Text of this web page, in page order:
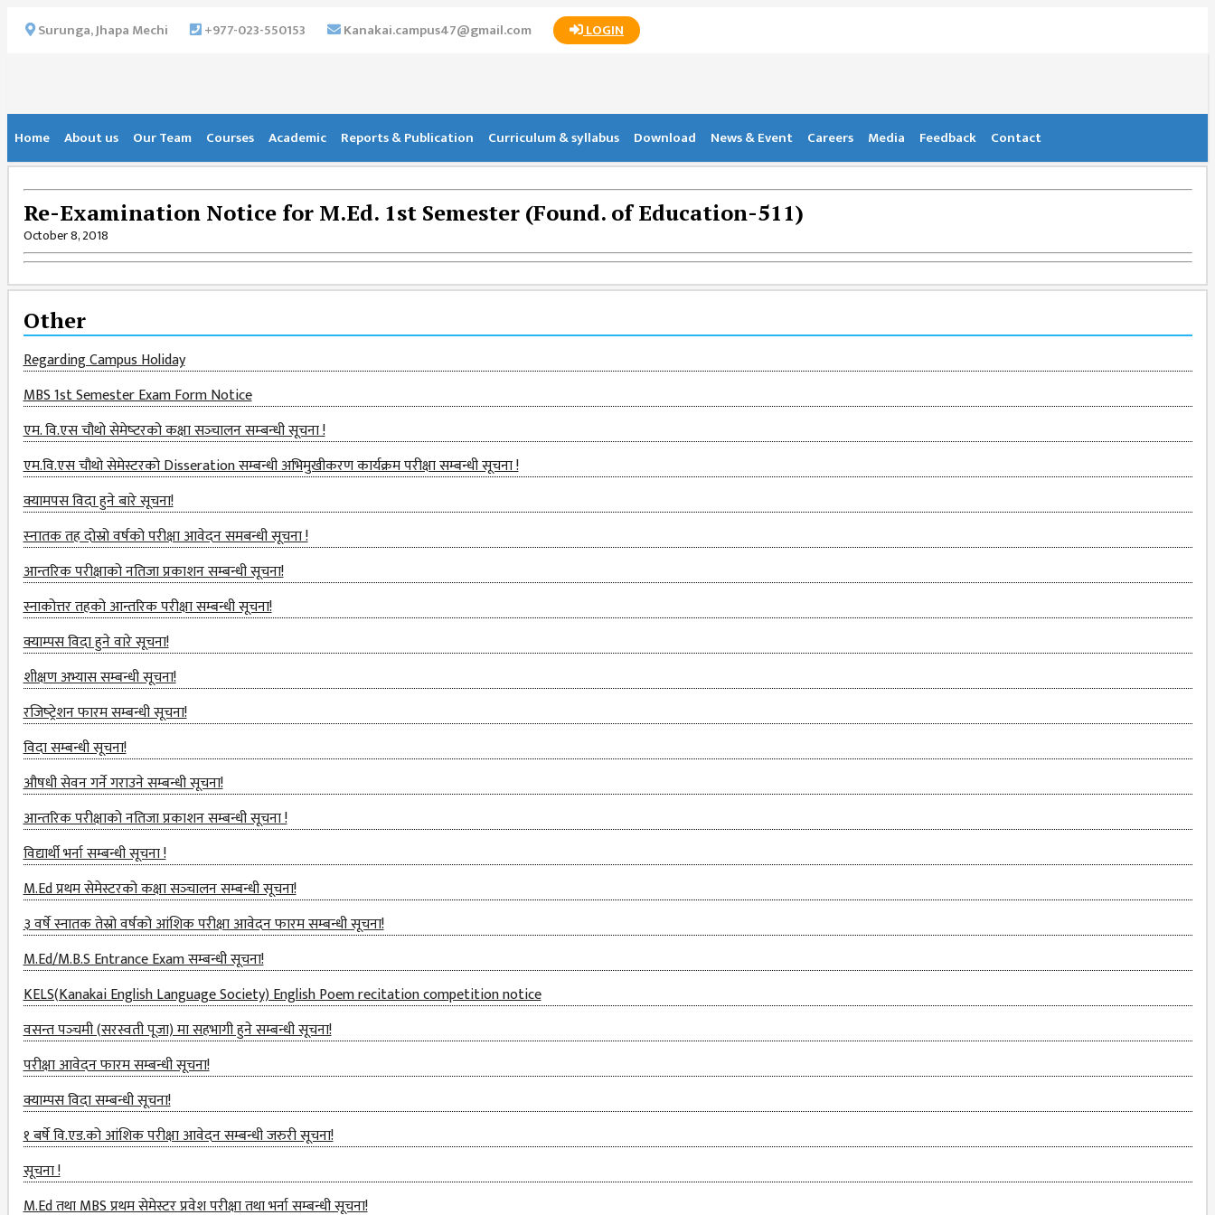
×
ABOUT US
INSTITUTIONAL
VISION MISSION
OBJECTIVES
MAJOR
STRATEGIES
ORGANIZATIONAL
STRUCTURE
ACTIVITIES &
ACHIEVEMENTS
ISSUES &
CHALLENGES
KMC SOCIAL
PROGRESS
STRATEGIC PLAN
STATUTE
VALUABLE
SUPPORTER
INSTITUTIONAL
INDIVIDUAL
OUR TEAM
CAMPUS
WINGS
CAMPUS
GENERAL
ASSEMBLY
CAMPUS
MANAGEMENT
COMMITTEE
ACCOUNT
COMMITTEE
ADVISORY
COMMITTEE
Surunga, Jhapa Mechi +977-023-550153 Kanakai.campus47@gmail.com LOGIN
Home About us Our Team Courses Academic Reports & Publication Curriculum & syllabus Download News & Event Careers Media Feedback Contact
Re-Examination Notice for M.Ed. 1st Semester (Found. of Education-511)
October 8, 2018
Other
Regarding Campus Holiday
MBS 1st Semester Exam Form Notice
एम. वि.एस चौथो सेमेष्‍टरको कक्षा सञ्‍चालन सम्‍बन्‍धी सूचना !
एम.वि.एस चौथो सेमेस्टरको Disseration सम्बन्धी अभिमुखीकरण कार्यक्रम परीक्षा सम्बन्धी सूचना !
क्यामपस विदा हुने बारे सूचना!
स्‍नातक तह दोस्रो वर्षको परीक्षा आवेदन समबन्धी सूचना !
आन्तरिक परीक्षाको नतिजा प्रकाशन सम्बन्धी सूचना!
स्नाकोत्तर तहको आन्तरिक परीक्षा सम्बन्धी सूचना!
क्याम्पस विदा हुने वारे सूचना!
शीक्षण अभ्यास सम्बन्धी सूचना!
रजिष्‍ट्रेशन फारम सम्बन्धी सूचना!
विदा सम्बन्धी सूचना!
औषधी सेवन गर्ने गराउने सम्बन्धी सूचना!
आन्तरिक परीक्षाको नतिजा प्रकाशन सम्बन्धी सूचना !
विद्यार्थी भर्ना सम्बन्धी सूचना !
M.Ed प्रथम सेमेस्टरको कक्षा सञ्‍चालन सम्बन्धी सूचना!
३ वर्षे स्नातक तेस्रो वर्षको आंशिक परीक्षा आवेदन फारम सम्बन्धी सूचना!
M.Ed/M.B.S Entrance Exam सम्बन्धी सूचना!
KELS(Kanakai English Language Society) English Poem recitation competition notice
वसन्त पञ्‍चमी (सरस्वती पूजा) मा सहभागी हुने सम्बन्धी सूचना!
परीक्षा आवेदन फारम सम्बन्धी सूचना!
क्याम्पस विदा सम्बन्धी सूचना!
१ बर्षे वि.एड.को आंशिक परीक्षा आवेदन सम्बन्धी जरुरी सूचना!
सूचना !
M.Ed तथा MBS प्रथम सेमेस्टर प्रवेश परीक्षा तथा भर्ना सम्बन्धी सूचना!